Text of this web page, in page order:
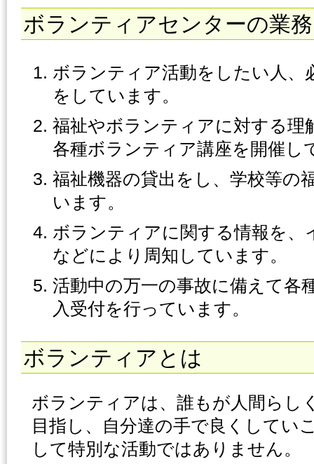
ボランティアセンターの業務
ボランティア活動をしたい人、
をしています。
福祉やボランティアに対する理
各種ボランティア講座を開催し
福祉機器の貸出をし、学校等の
います。
ボランティアに関する情報を、
などにより周知しています。
活動中の万一の事故に備えて各
入受付を行っています。
ボランティアとは
ボランティアは、誰もが人間らし
目指し、自分達の手で良くしてい
して特別な活動ではありません。